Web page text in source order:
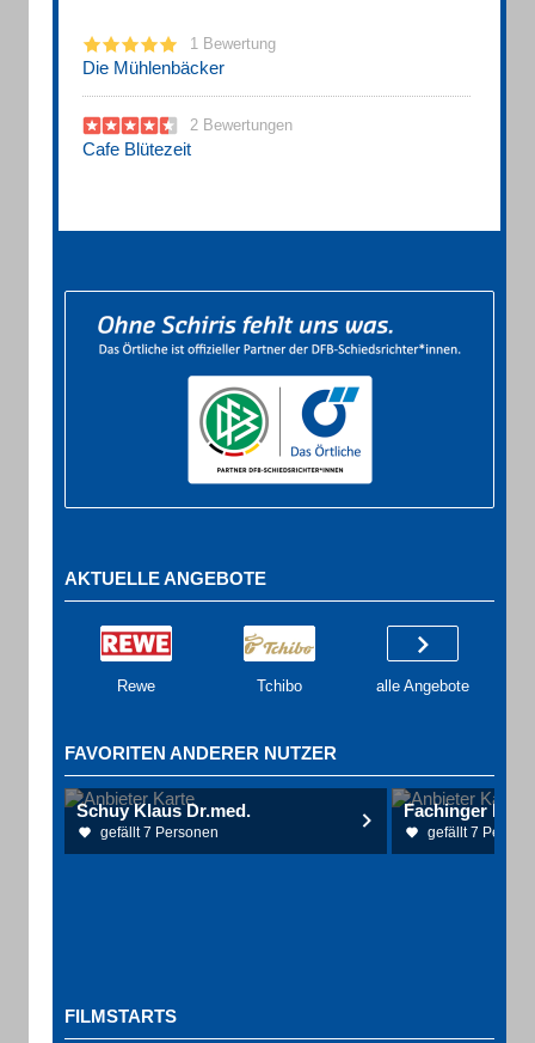
1 Bewertung
Die Mühlenbäcker
2 Bewertungen
Cafe Blütezeit
AKTUELLE ANGEBOTE
Rewe Tchibo alle Angebote
FAVORITEN ANDERER NUTZER
Schuy Klaus Dr.med.
gefällt 7 Personen
Fachinger
gefällt 7
FILMSTARTS